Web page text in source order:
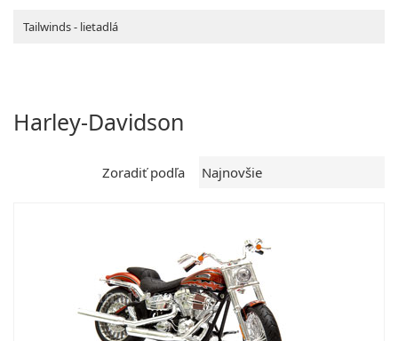
Tailwinds - lietadlá
Harley-Davidson
Zoradiť podľa